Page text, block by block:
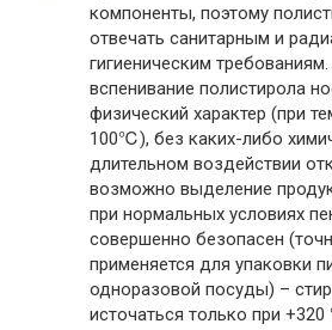
компоненты, поэтому
отвечать санитарным и
гигиеническим
вспенивание полистирола
физический характер (при
100℃), без каких-либо
длительном воздействии
возможно выделение
при нормальных условиях
совершенно безопасен
применяется для упаковки
одноразовой посуды) –
источаться только при